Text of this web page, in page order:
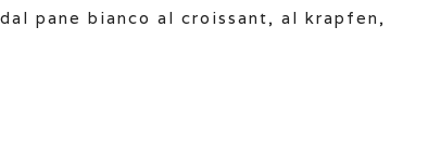
pane bianco al croissant, al krapfen,